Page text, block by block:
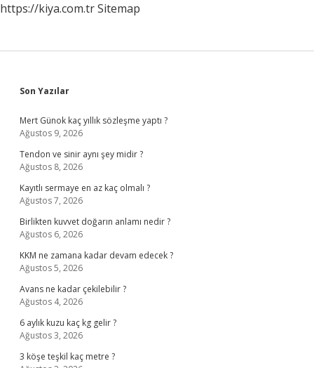
https://kiya.com.trSitemap
Sidebar
Son Yazılar
Mert Günok kaç yıllık sözleşme yaptı ?
Ağustos 9, 2026
Tendon ve sinir aynı şey midir ?
Ağustos 8, 2026
Kayıtlı sermaye en az kaç olmalı ?
Ağustos 7, 2026
Birlikten kuvvet doğarın anlamı nedir ?
Ağustos 6, 2026
KKM ne zamana kadar devam edecek ?
Ağustos 5, 2026
Avans ne kadar çekilebilir ?
Ağustos 4, 2026
6 aylık kuzu kaç kg gelir ?
Ağustos 3, 2026
3 köşe teşkil kaç metre ?